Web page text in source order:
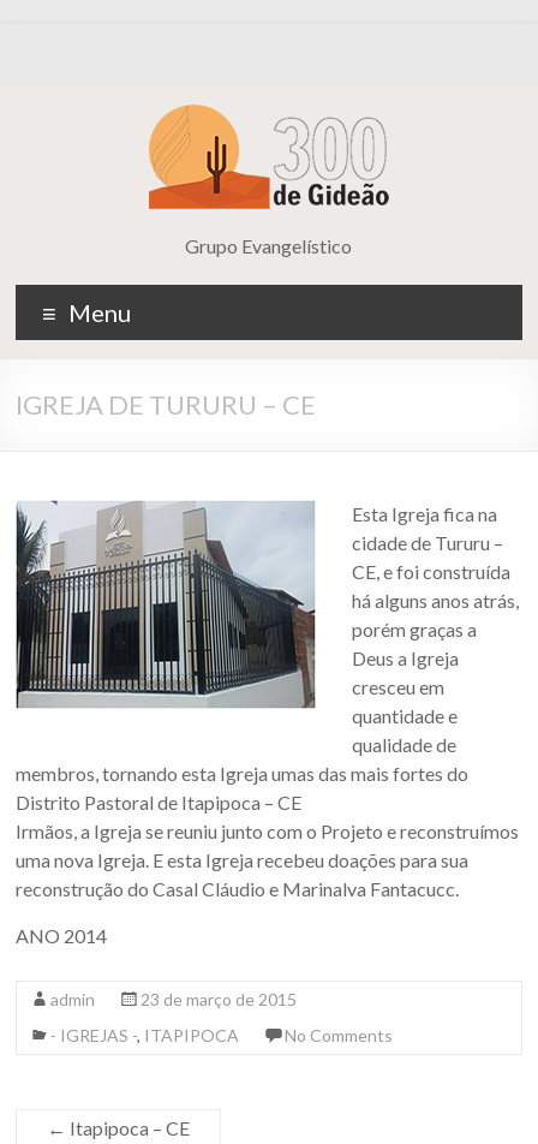
Grupo Evangelístico
Menu
IGREJA DE TURURU – CE
Esta Igreja fica na
cidade de Tururu –
CE, e foi construída
há alguns anos atrás,
porém graças a
Deus a Igreja
cresceu em
quantidade e
qualidade de
membros, tornando esta Igreja umas das mais fortes do
Distrito Pastoral de Itapipoca – CE
Irmãos, a Igreja se reuniu junto com o Projeto e reconstruímos
uma nova Igreja. E esta Igreja recebeu doações para sua
reconstrução do Casal Cláudio e Marinalva Fantacucc.
ANO 2014
admin
23 de março de 2015
- IGREJAS -, ITAPIPOCA No Comments
← Itapipoca – CE